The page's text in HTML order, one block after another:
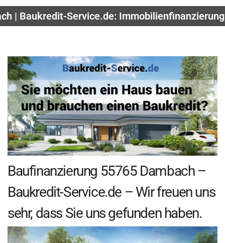
| Baukredit-Service.de:
Baufinanzierung 55765 Dambach –
Baukredit-Service.de – Wir freuen uns
sehr, dass Sie uns gefunden haben.